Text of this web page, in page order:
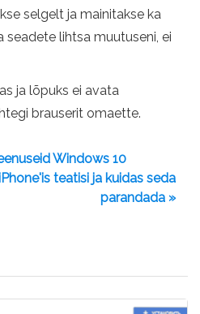
selgelt ja mainitakse ka
seadete lihtsa muutuseni, ei
ja lõpuks ei avata
brauserit omaette.
Windows 10
teatisi ja kuidas seda
parandada »